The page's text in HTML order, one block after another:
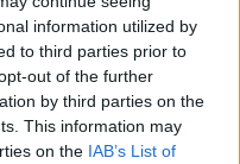
information utilized by
to third parties prior to
out of the further
by third parties on the
This information may
on the IAB’s List of